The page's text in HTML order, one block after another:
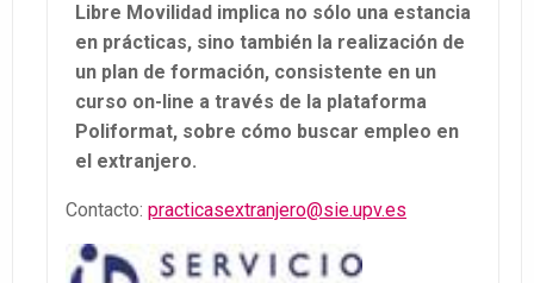
Libre Movilidad implica no sólo una estancia
en prácticas, sino también la realización de
un plan de formación, consistente en un
curso on-line a través de la plataforma
Poliformat, sobre cómo buscar empleo en
el extranjero.
Contacto: practicasextranjero@sie.upv.es